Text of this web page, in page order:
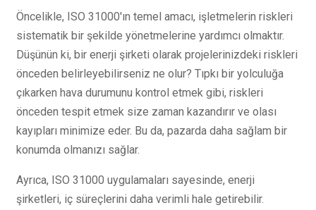
Öncelikle, ISO 31000'ın temel amacı, işletmelerin riskleri
sistematik bir şekilde yönetmelerine yardımcı olmaktır.
Düşünün ki, bir enerji şirketi olarak projelerinizdeki riskleri
önceden belirleyebilirseniz ne olur? Tıpkı bir yolculuğa
çıkarken hava durumunu kontrol etmek gibi, riskleri
önceden tespit etmek size zaman kazandırır ve olası
kayıpları minimize eder. Bu da, pazarda daha sağlam bir
konumda olmanızı sağlar.
Ayrıca, ISO 31000 uygulamaları sayesinde, enerji
şirketleri, iç süreçlerini daha verimli hale getirebilir.